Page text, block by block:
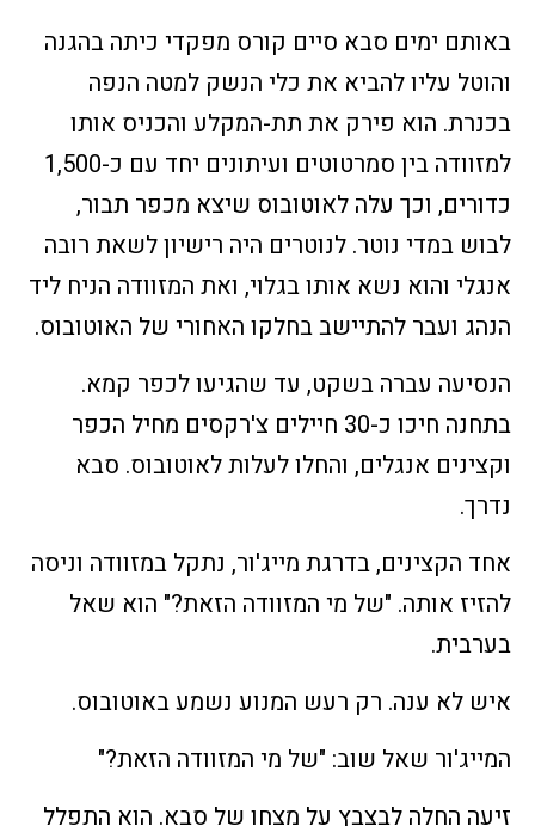
באותם ימים סבא סיים קורס מפקדי כיתה בהגנה
והוטל עליו להביא את כלי הנשק למטה הנפה
בכנרת. הוא פירק את תת-המקלע והכניס אותו
למזוודה בין סמרטוטים ועיתונים יחד עם כ-1,500
כדורים, וכך עלה לאוטובוס שיצא מכפר תבור,
לבוש במדי נוטר. לנוטרים היה רישיון לשאת רובה
אנגלי והוא נשא אותו בגלוי, ואת המזוודה הניח ליד
הנהג ועבר להתיישב בחלקו האחורי של האוטובוס.
הנסיעה עברה בשקט, עד שהגיעו לכפר קמא.
בתחנה חיכו כ-30 חיילים צ'רקסים מחיל הכפר
וקצינים אנגלים, והחלו לעלות לאוטובוס. סבא
נדרך.
אחד הקצינים, בדרגת מייג'ור, נתקל במזוודה וניסה
להזיז אותה. "של מי המזוודה הזאת?" הוא שאל
בערבית.
איש לא ענה. רק רעש המנוע נשמע באוטובוס.
המייג'ור שאל שוב: "של מי המזוודה הזאת?"
זיעה החלה לבצבץ על מצחו של סבא. הוא התפלל